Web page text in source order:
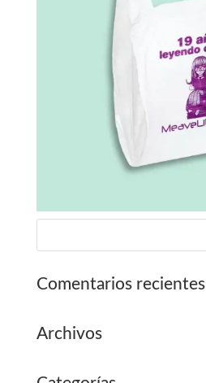
Comentarios recientes
Archivos